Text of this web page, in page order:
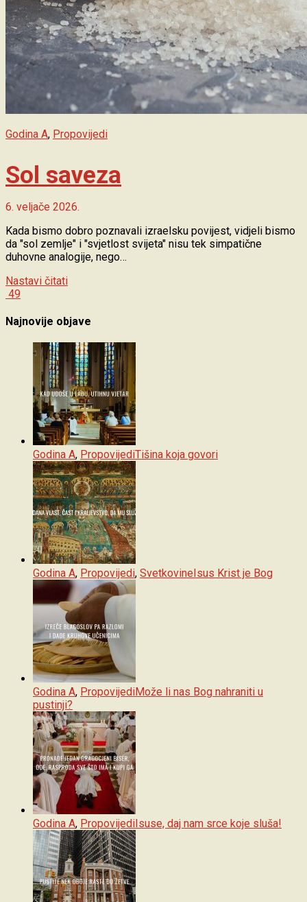
Godina A, Propovijedi
Sol saveza
6. veljače 2026.
Kada bismo dobro poznavali izraelsku povijest, vidjeli bismo
da "sol zemlje" i "svjetlost svijeta" nisu tek simpatične
duhovne analogije, nego…
Nastavi čitati
49
Najnovije objave
Godina A, PropovijediTišina koja govori
Godina A, Propovijedi, Svetkovine Isus Krist je Bog
Godina A, PropovijediMože li nas Bog nahraniti u
pustinji?
Godina A, Propovijedi Isuse, daj nam srce koje sluša!